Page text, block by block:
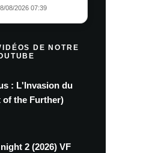
08/2026 07:39
DE NOTRE
: L'Invasion du
the Further)
2 (2026) VF